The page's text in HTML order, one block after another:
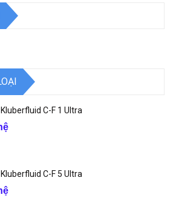
C-F 1 Ultra
C-F 5 Ultra